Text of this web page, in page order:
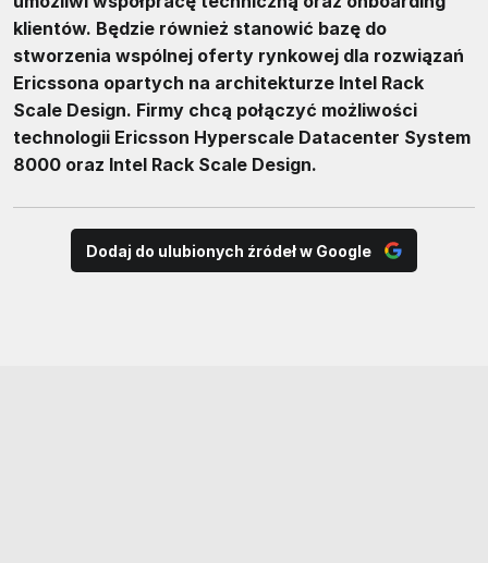
klientów. Będzie również stanowić bazę do
stworzenia wspólnej oferty rynkowej dla rozwiązań
Ericssona opartych na architekturze Intel Rack
Scale Design. Firmy chcą połączyć możliwości
technologii Ericsson Hyperscale Datacenter System
8000 oraz Intel Rack Scale Design.
Dodaj do ulubionych źródeł w Google